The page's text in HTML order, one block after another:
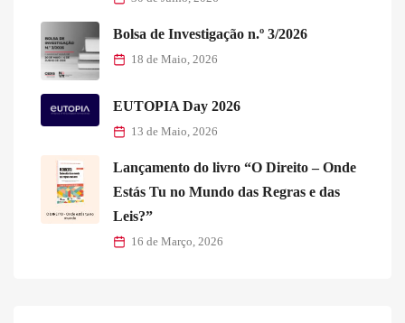
Bolsa de Investigação n.º 3/2026
18 de Maio, 2026
EUTOPIA Day 2026
13 de Maio, 2026
Lançamento do livro “O Direito – Onde
Estás Tu no Mundo das Regras e das
Leis?”
16 de Março, 2026